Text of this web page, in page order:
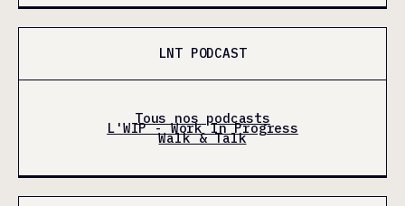
LNT PODCAST
Tous nos podcasts
L'WIP - Work In Progress
Walk & Talk